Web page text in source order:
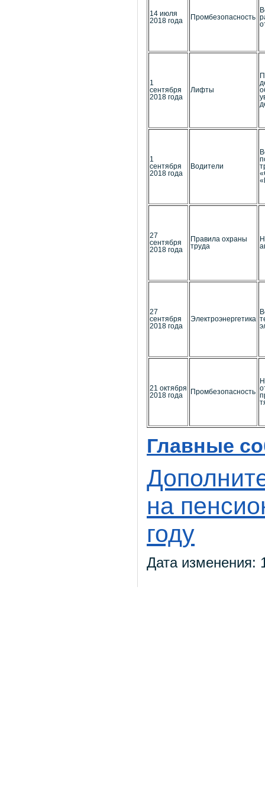
14 июля
2018 года
Промбезопасность
1
сентября
2018 года
Лифты
1
сентября
2018 года
Водители
27
сентября
2018 года
Правила охраны
труда
27
сентября
2018 года
Электроэнергетика
21 октября
2018 года
Промбезопасность
Главные
на
году
Дата изменения: